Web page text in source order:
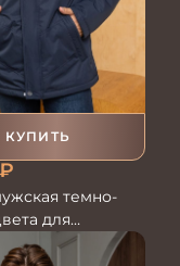
КУПИТЬ
₽
темно-
для
образа